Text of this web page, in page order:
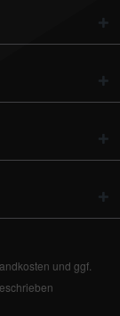
und ggf.